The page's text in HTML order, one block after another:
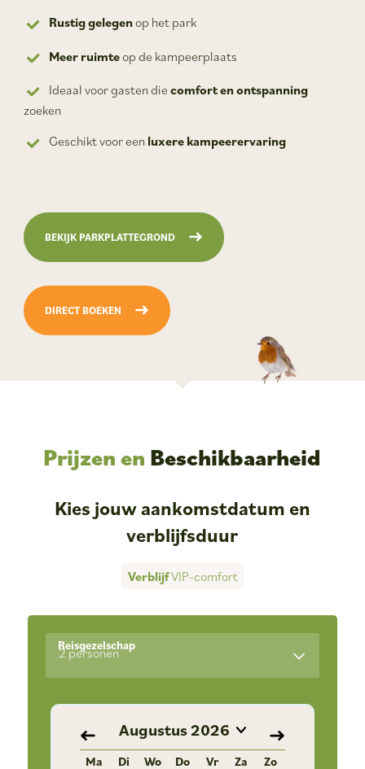
Rustig gelegenop het park
Meer ruimteop de kampeerplaats
Ideaal voor gasten diecomfort en ontspanning
zoeken
Geschikt voor een luxere kampeerervaring
BEKIJK PARKPLATTEGROND
DIRECT BOEKEN
Prijzen en Beschikbaarheid
Kies jouw aankomstdatum en
verblijfsduur
VerblijfVIP-comfort
Reisgezelschap
2 personen
Augustus2026
Ma Di Wo Do Vr Za Zo